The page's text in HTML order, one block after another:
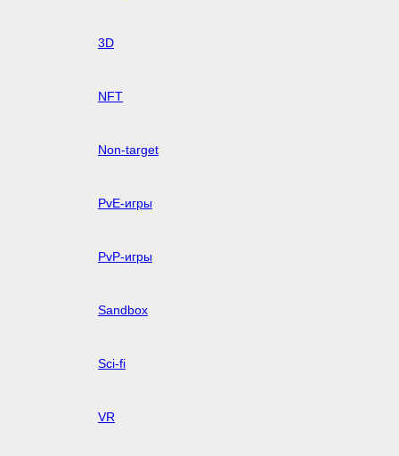
3D
NFT
Non-target
PvE-игры
PvP-игры
Sandbox
Sci-fi
VR